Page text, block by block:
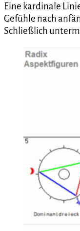
Eine kardinale
Gefühle nach
Schließlich